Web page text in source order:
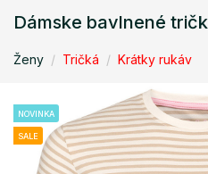
Dámske bavlnené
Ženy Tričká Krátky rukáv
NOVINKA
SALE